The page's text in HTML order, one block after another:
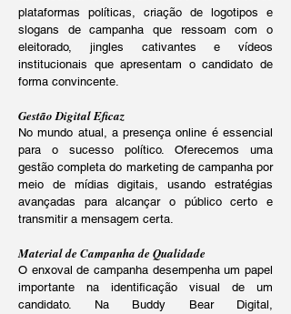
plataformas políticas, criação de logotipos e
slogans de campanha que ressoam com o
eleitorado, jingles cativantes e vídeos
institucionais que apresentam o candidato de
forma convincente.
Gestão Digital Eficaz
No mundo atual, a presença online é essencial
para o sucesso político. Oferecemos uma
gestão completa do marketing de campanha por
meio de mídias digitais, usando estratégias
avançadas para alcançar o público certo e
transmitir a mensagem certa.
Material de Campanha de Qualidade
O enxoval de campanha desempenha um papel
importante na identificação visual de um
candidato. Na Buddy Bear Digital,